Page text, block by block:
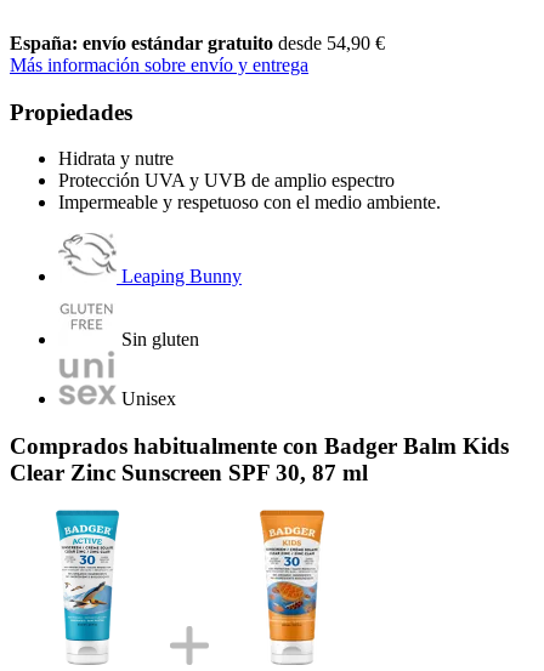
España: envío estándar gratuito desde 54,90 €
Más información sobre envío y entrega
Propiedades
Hidrata y nutre
Protección UVA y UVB de amplio espectro
Impermeable y respetuoso con el medio ambiente.
Leaping Bunny
Sin gluten
Unisex
Comprados habitualmente con Badger Balm Kids
Clear Zinc Sunscreen SPF 30, 87 ml